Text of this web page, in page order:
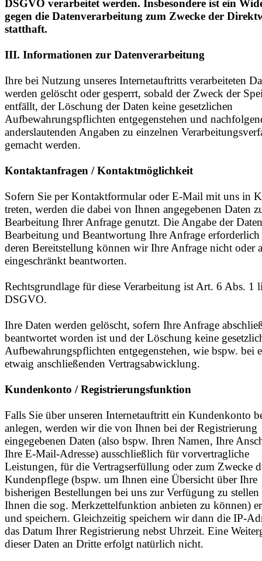
DSGVO verarbeitet werden. Insbesondere ist ein
gegen die Datenverarbeitung zum Zwecke der
statthaft.
III. Informationen zur Datenverarbeitung
Ihre bei Nutzung unseres Internetauftritts verarbeiteten
werden gelöscht oder gesperrt, sobald der Zweck der
entfällt, der Löschung der Daten keine gesetzlichen
Aufbewahrungspflichten entgegenstehen und
anderslautenden Angaben zu einzelnen
gemacht werden.
Kontaktanfragen / Kontaktmöglichkeit
Sofern Sie per Kontaktformular oder E-Mail mit uns in
treten, werden die dabei von Ihnen angegebenen Daten
Bearbeitung Ihrer Anfrage genutzt. Die Angabe der
Bearbeitung und Beantwortung Ihre Anfrage
deren Bereitstellung können wir Ihre Anfrage nicht oder
eingeschränkt beantworten.
Rechtsgrundlage für diese Verarbeitung ist Art. 6 Abs. 1
DSGVO.
Ihre Daten werden gelöscht, sofern Ihre Anfrage
beantwortet worden ist und der Löschung keine
Aufbewahrungspflichten entgegenstehen, wie bspw. bei
etwaig anschließenden Vertragsabwicklung.
Kundenkonto / Registrierungsfunktion
Falls Sie über unseren Internetauftritt ein Kundenkonto
anlegen, werden wir die von Ihnen bei der Registrierung
eingegebenen Daten (also bspw. Ihren Namen, Ihre
Ihre E-Mail-Adresse) ausschließlich für vorvertragliche
Leistungen, für die Vertragserfüllung oder zum Zwecke
Kundenpflege (bspw. um Ihnen eine Übersicht über Ihre
bisherigen Bestellungen bei uns zur Verfügung zu
Ihnen die sog. Merkzettelfunktion anbieten zu können)
und speichern. Gleichzeitig speichern wir dann die IP-
das Datum Ihrer Registrierung nebst Uhrzeit. Eine
dieser Daten an Dritte erfolgt natürlich nicht.